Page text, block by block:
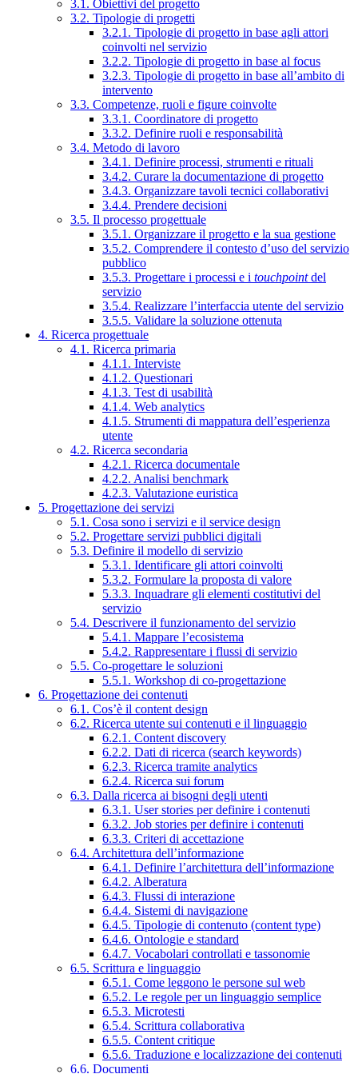
3.1. Obiettivi del progetto
3.2. Tipologie di progetti
3.2.1. Tipologie di progetto in base agli attori
coinvolti nel servizio
3.2.2. Tipologie di progetto in base al focus
3.2.3. Tipologie di progetto in base all’ambito di
intervento
3.3. Competenze, ruoli e figure coinvolte
3.3.1. Coordinatore di progetto
3.3.2. Definire ruoli e responsabilità
3.4. Metodo di lavoro
3.4.1. Definire processi, strumenti e rituali
3.4.2. Curare la documentazione di progetto
3.4.3. Organizzare tavoli tecnici collaborativi
3.4.4. Prendere decisioni
3.5. Il processo progettuale
3.5.1. Organizzare il progetto e la sua gestione
3.5.2. Comprendere il contesto d’uso del servizio
pubblico
3.5.3. Progettare i processi e i touchpointdel
servizio
3.5.4. Realizzare l’interfaccia utente del servizio
3.5.5. Validare la soluzione ottenuta
4. Ricerca progettuale
4.1. Ricerca primaria
4.1.1. Interviste
4.1.2. Questionari
4.1.3. Test di usabilità
4.1.4. Web analytics
4.1.5. Strumenti di mappatura dell’esperienza
utente
4.2. Ricerca secondaria
4.2.1. Ricerca documentale
4.2.2. Analisi benchmark
4.2.3. Valutazione euristica
5. Progettazione dei servizi
5.1. Cosa sono i servizi e il service design
5.2. Progettare servizi pubblici digitali
5.3. Definire il modello di servizio
5.3.1. Identificare gli attori coinvolti
5.3.2. Formulare la proposta di valore
5.3.3. Inquadrare gli elementi costitutivi del
servizio
5.4. Descrivere il funzionamento del servizio
5.4.1. Mappare l’ecosistema
5.4.2. Rappresentare i flussi di servizio
5.5. Co-progettare le soluzioni
5.5.1. Workshop di co-progettazione
6. Progettazione dei contenuti
6.1. Cos’è il content design
6.2. Ricerca utente sui contenuti e il linguaggio
6.2.1. Content discovery
6.2.2. Dati di ricerca (search keywords)
6.2.3. Ricerca tramite analytics
6.2.4. Ricerca sui forum
6.3. Dalla ricerca ai bisogni degli utenti
6.3.1. User stories per definire i contenuti
6.3.2. Job stories per definire i contenuti
6.3.3. Criteri di accettazione
6.4. Architettura dell’informazione
6.4.1. Definire l’architettura dell’informazione
6.4.2. Alberatura
6.4.3. Flussi di interazione
6.4.4. Sistemi di navigazione
6.4.5. Tipologie di contenuto (content type)
6.4.6. Ontologie e standard
6.4.7. Vocabolari controllati e tassonomie
6.5. Scrittura e linguaggio
6.5.1. Come leggono le persone sul web
6.5.2. Le regole per un linguaggio semplice
6.5.3. Microtesti
6.5.4. Scrittura collaborativa
6.5.5. Content critique
6.5.6. Traduzione e localizzazione dei contenuti
6.6. Documenti